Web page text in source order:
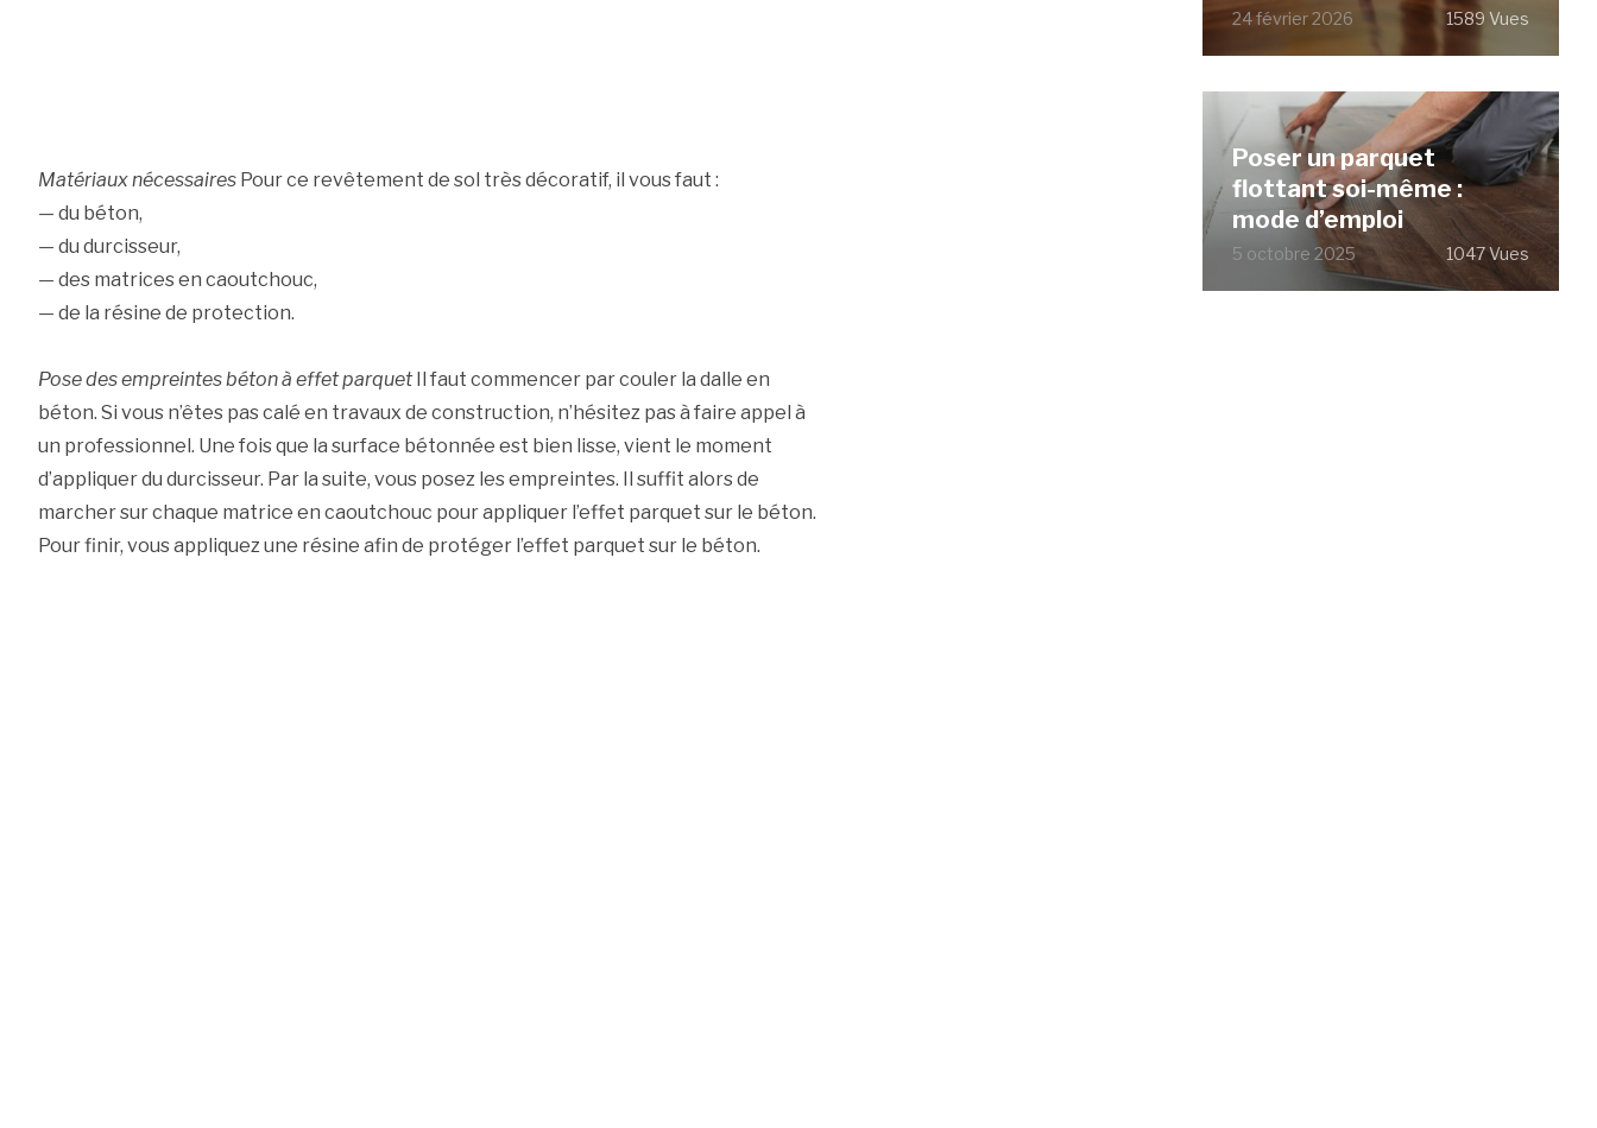
Matériaux nécessairesPour ce revêtement de sol très décoratif, il vous faut :
— du béton,
— du durcisseur,
— des matrices en caoutchouc,
— de la résine de protection.
Pose des empreintes béton à effet parquetIl faut commencer par couler la dalle en
béton. Si vous n’êtes pas calé en travaux de construction, n’hésitez pas à faire appel à
un professionnel. Une fois que la surface bétonnée est bien lisse, vient le moment
d’appliquer du durcisseur. Par la suite, vous posez les empreintes. Il suffit alors de
marcher sur chaque matrice en caoutchouc pour appliquer l’effet parquet sur le béton.
Pour finir, vous appliquez une résine afin de protéger l’effet parquet sur le béton.
24 février 2026 1589 Vues
Poser un parquet
flottant soi-même :
mode d’emploi
5 octobre 2025 1047 Vues